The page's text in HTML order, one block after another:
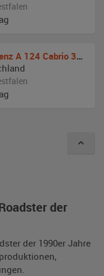
der
der 1990er Jahre
A 124 Cabrio 300